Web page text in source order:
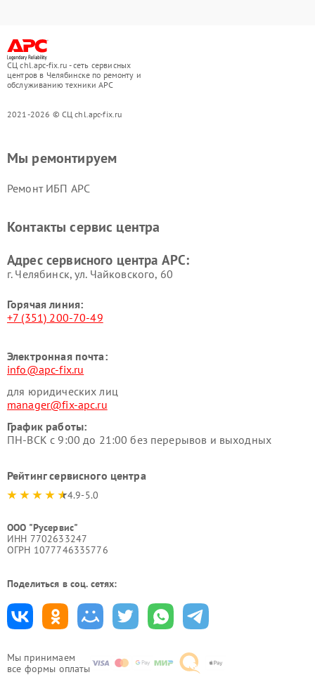
СЦ chl.apc-fix.ru - сеть сервисных
центров в Челябинске по ремонту и
обслуживанию техники APC
2021-2026 © СЦ chl.apc-fix.ru
Мы принимаем
все формы оплаты
Мы ремонтируем
Ремонт ИБП APC
Контакты сервис центра
Адрес сервисного центра APC:
г. Челябинск, ул. Чайковского, 60
Горячая линия:
+7 (351) 200-70-49
Электронная почта:
info@apc-fix.ru
для юридических лиц
manager@fix-apc.ru
График работы:
ПН-ВСК с 9:00 до 21:00 без перерывов и выходных
Рейтинг сервисного центра
4.9-5.0
ООО "Русервис"
ИНН 7702633247
ОГРН 1077746335776
Поделиться в соц. сетях: